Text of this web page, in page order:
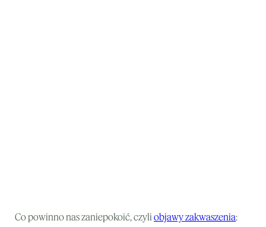
Co powinno nas zaniepokoić, czyli objawy zakwaszenia: